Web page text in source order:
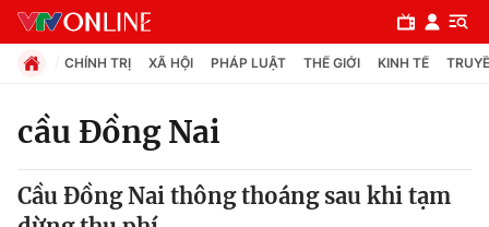
Chuyên mục
Chính trị
CHÍNH TRỊ XÃ HỘI PHÁP LUẬT THẾ GIỚI KINH TẾ
cầu Đồng Nai
Cầu Đồng Nai thông thoáng sau khi tạm